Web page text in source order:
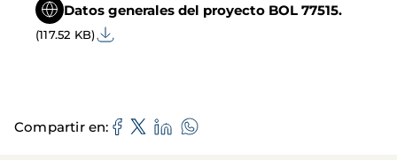
Datos generales del proyecto BOL 77515.
(117.52 KB)
Compartir en